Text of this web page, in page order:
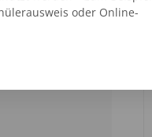
oder Online-